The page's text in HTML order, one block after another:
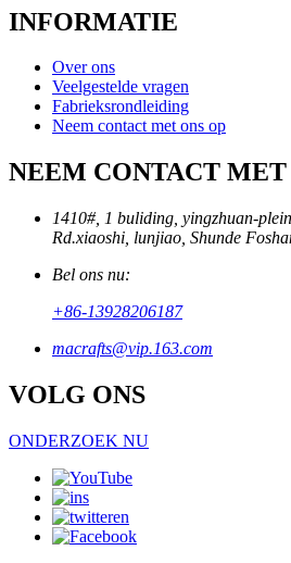
INFORMATIE
Over ons
Veelgestelde vragen
Fabrieksrondleiding
Neem contact met ons op
NEEM CONTACT MET
1410#, 1 buliding, yingzhuan-
Rd.xiaoshi, lunjiao, Shunde
Bel ons nu:
+86-13928206187
macrafts@vip.163.com
VOLG ONS
ONDERZOEK NU